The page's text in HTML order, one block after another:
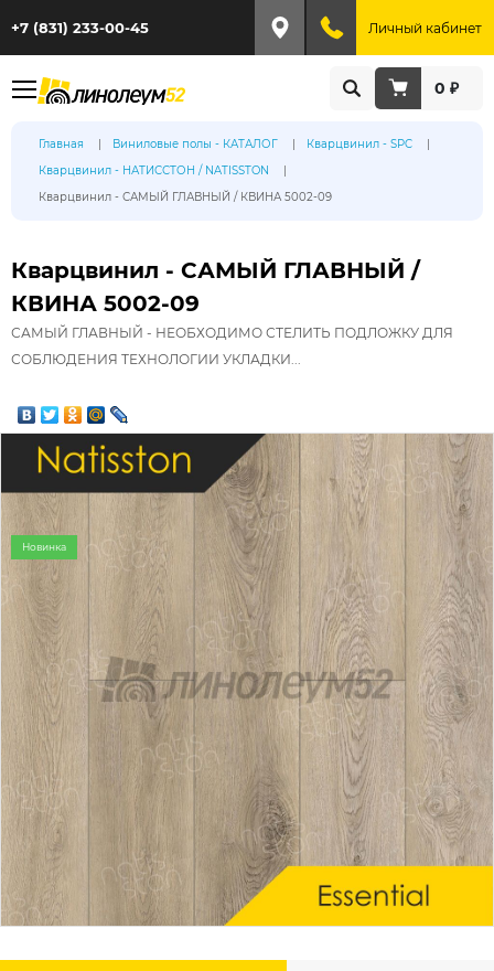
+7 (831) 233-00-45 Личный кабинет
0 ₽
Главная Виниловые полы - КАТАЛОГ
Кварцвинил - SPC
Кварцвинил - НАТИССТОН / NATISSTON
Кварцвинил - САМЫЙ ГЛАВНЫЙ / КВИНА 5002-09
Кварцвинил - САМЫЙ ГЛАВНЫЙ /
КВИНА 5002-09
САМЫЙ ГЛАВНЫЙ - НЕОБХОДИМО СТЕЛИТЬ ПОДЛОЖКУ ДЛЯ
СОБЛЮДЕНИЯ ТЕХНОЛОГИИ УКЛАДКИ...
Новинка